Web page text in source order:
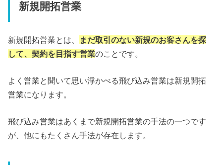
新規開拓営業
新規開拓営業とは、
まだ取引のない新規のお客さんを探
して、契約を目指す営業のことです。
よく営業と聞いて思い浮かべる飛び込み営業は新規開拓
営業になります。
飛び込み営業はあくまで新規開拓営業の手法の一つです
が、他にもたくさん手法が存在します。